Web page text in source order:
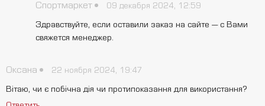
Спортмаркет 09 декабря 2024, 12:59
Здравствуйте, если оставили заказ на сайте — с Вами
свяжется менеджер.
Оксана 22 ноября 2024, 19:47
Вітаю, чи є побічна дія чи протипоказання для використання?